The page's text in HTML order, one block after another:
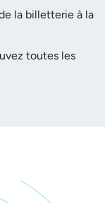
la billetterie à la
toutes les